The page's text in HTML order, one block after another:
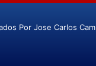
Por Jose Carlos